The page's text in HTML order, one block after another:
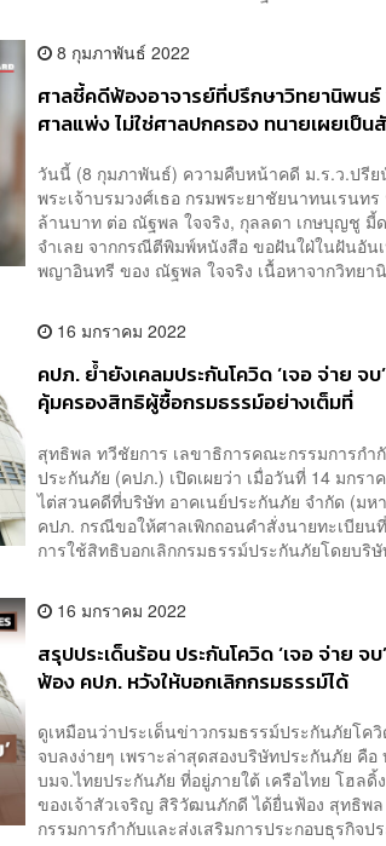
8 กุมภาพันธ์ 2022
ศาลชี้คดีฟ้องอาจารย์ที่ปรึกษาวิทยานิพนธ์
ศาลแพ่ง ไม่ใช่ศาลปกครอง ทนายเผยเ
วันนี้ (8 กุมภาพันธ์) ความคืบหน้าคดี ม.ร.ว.ปรี
พระเจ้าบรมวงศ์เธอ กรมพระยาชัยนาทนเรนท
ล้านบาท ต่อ ณัฐพล ใจจริง, กุลลดา เกษบุญชู มี้
จำเลย จากกรณีตีพิมพ์หนังสือ ขอฝันใฝ่ในฝันอั
พญาอินทรี ของ ณัฐพล ใจจริง เนื้อหาจากวิทย
16 มกราคม 2022
คปภ. ย้ำยังเคลมประกันโควิด ‘เจอ จ่าย
คุ้มครองสิทธิผู้ซื้อกรมธรรม์อย่างเต็มที่
สุทธิพล ทวีชัยการ เลขาธิการคณะกรรมการกำ
ประกันภัย (คปภ.) เปิดเผยว่า เมื่อวันที่ 14 มกร
ไต่สวนคดีที่บริษัท อาคเนย์ประกันภัย จำกัด (มห
คปภ. กรณีขอให้ศาลเพิกถอนคำสั่งนายทะเบียนที่
การใช้สิทธิบอกเลิกกรมธรรม์ประกันภัยโดยบริ
16 มกราคม 2022
สรุปประเด็นร้อน ประกันโควิด ‘เจอ จ่าย
ฟ้อง คปภ. หวังให้บอกเลิกกรมธรรม์ได้
ดูเหมือนว่าประเด็นข่าวกรมธรรม์ประกันภัยโควิ
จบลงง่ายๆ เพราะล่าสุดสองบริษัทประกันภัย คื
บมจ.ไทยประกันภัย ที่อยู่ภายใต้ เครือไทย โฮล
ของเจ้าสัวเจริญ สิริวัฒนภักดี ได้ยื่นฟ้อง สุทธิพ
กรรมการกำกับและส่งเสริมการประกอบธุรกิจป